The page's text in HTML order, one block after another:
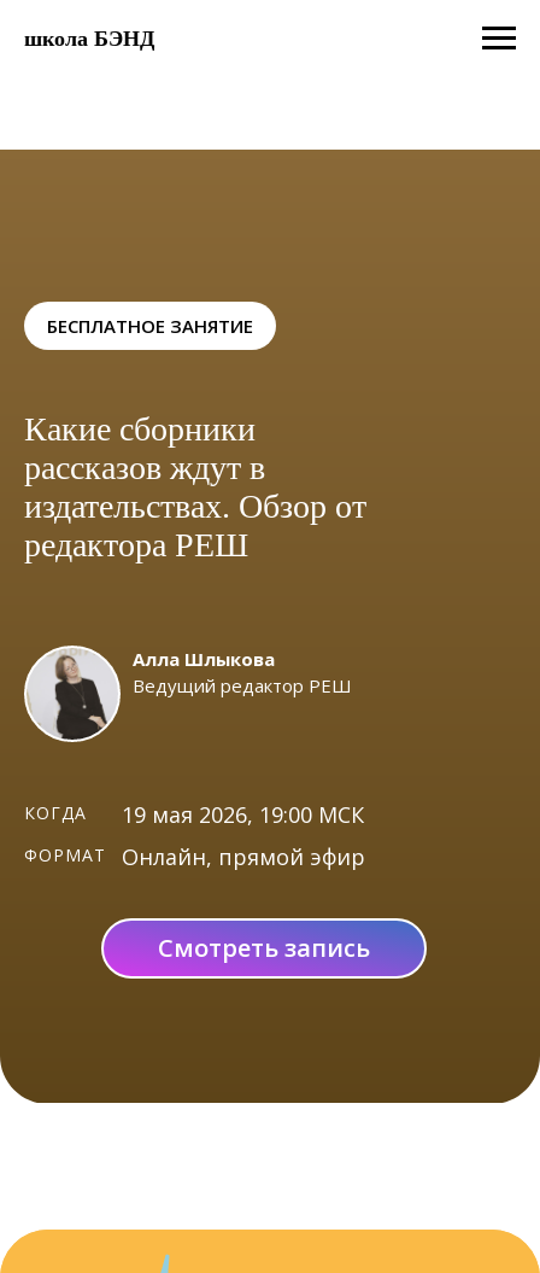
школа БЭНД
Алла Шлыкова
Ведущий редактор РЕШ
Какие сборники
рассказов ждут в
издательствах. Обзор от
редактора РЕШ
19 мая 2026, 19:00 МСК
БЕСПЛАТНОЕ ЗАНЯТИЕ
Онлайн, прямой эфир
КОГДА
ФОРМАТ
Смотреть запись